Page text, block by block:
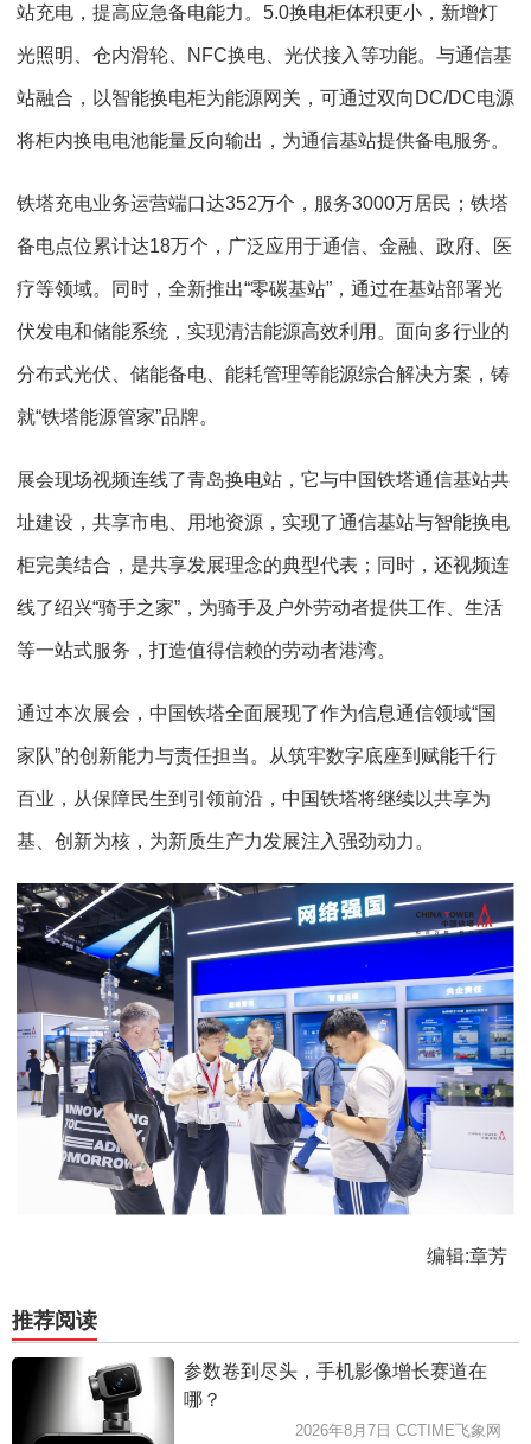
站充电，提高应急备电能力。5.0换电柜体积更小，新增灯
光照明、仓内滑轮、NFC换电、光伏接入等功能。与通信基
站融合，以智能换电柜为能源网关，可通过双向DC/DC电源
将柜内换电电池能量反向输出，为通信基站提供备电服务。
铁塔充电业务运营端口达352万个，服务3000万居民；铁塔
备电点位累计达18万个，广泛应用于通信、金融、政府、医
疗等领域。同时，全新推出“零碳基站”，通过在基站部署光
伏发电和储能系统，实现清洁能源高效利用。面向多行业的
分布式光伏、储能备电、能耗管理等能源综合解决方案，铸
就“铁塔能源管家”品牌。
展会现场视频连线了青岛换电站，它与中国铁塔通信基站共
址建设，共享市电、用地资源，实现了通信基站与智能换电
柜完美结合，是共享发展理念的典型代表；同时，还视频连
线了绍兴“骑手之家”，为骑手及户外劳动者提供工作、生活
等一站式服务，打造值得信赖的劳动者港湾。
通过本次展会，中国铁塔全面展现了作为信息通信领域“国
家队”的创新能力与责任担当。从筑牢数字底座到赋能千行
百业，从保障民生到引领前沿，中国铁塔将继续以共享为
基、创新为核，为新质生产力发展注入强劲动力。
编辑:章芳
推荐阅读
参数卷到尽头，手机影像增长赛道在
哪？
2026年8月7日 CCTIME飞象网